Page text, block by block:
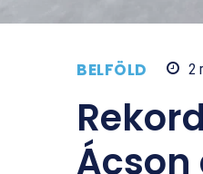
BELFÖLD 2
Ácson